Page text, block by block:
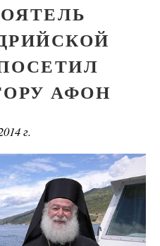
АФОН
г.